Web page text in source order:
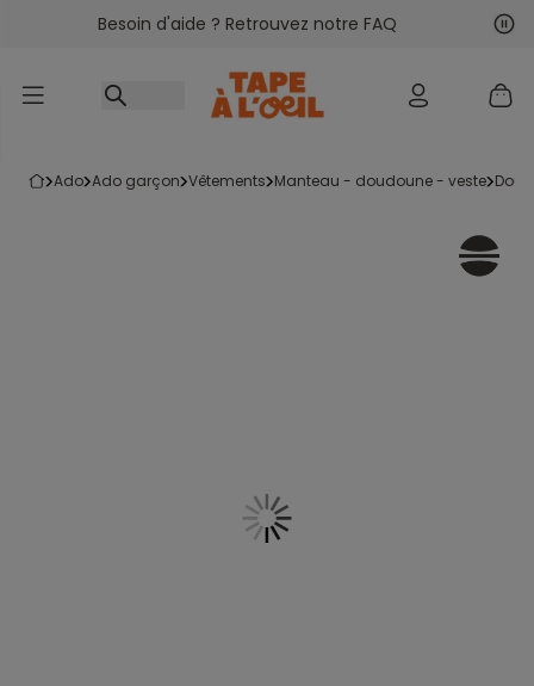
Accéder au contenu
Besoin d'aide ? Retrouvez notre FAQ
ado ado garçon vêtements manteau - doudoune - veste